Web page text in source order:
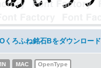
くろふね銘石Bをダウンロード
MAC OpenType